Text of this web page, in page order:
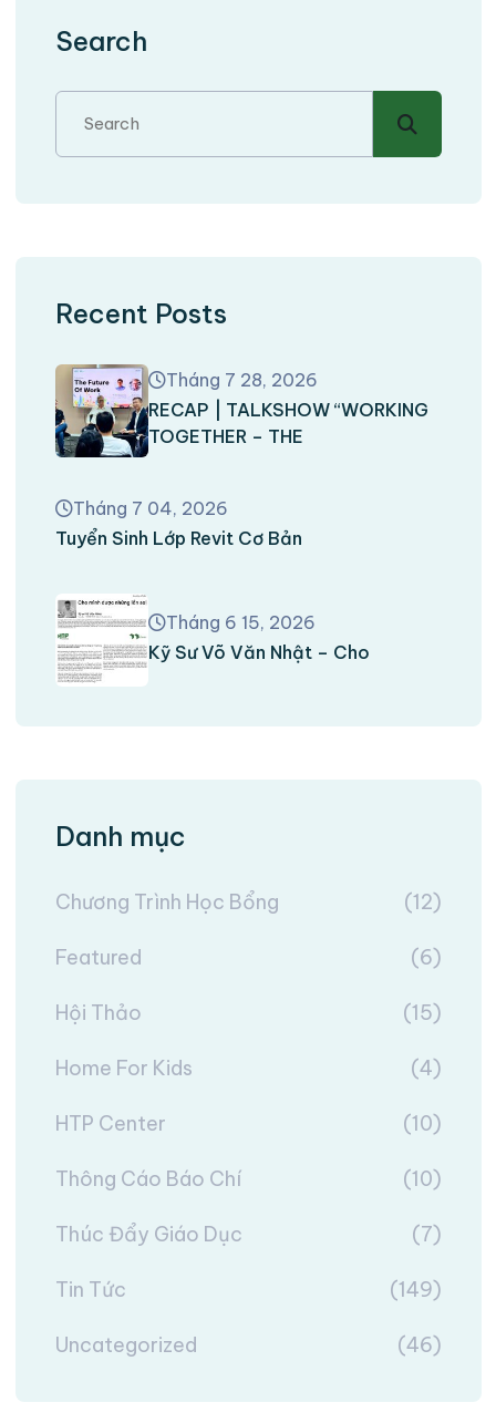
Search
Recent Posts
Tháng 7 28, 2026
RECAP | TALKSHOW “WORKING
TOGETHER – THE
Tháng 7 04, 2026
Tuyển Sinh Lớp Revit Cơ Bản
Tháng 6 15, 2026
Kỹ Sư Võ Văn Nhật – Cho
Danh mục
Chương Trình Học Bổng (12)
Featured (6)
Hội Thảo (15)
Home For Kids (4)
HTP Center (10)
Thông Cáo Báo Chí (10)
Thúc Đẩy Giáo Dục (7)
Tin Tức (149)
Uncategorized (46)